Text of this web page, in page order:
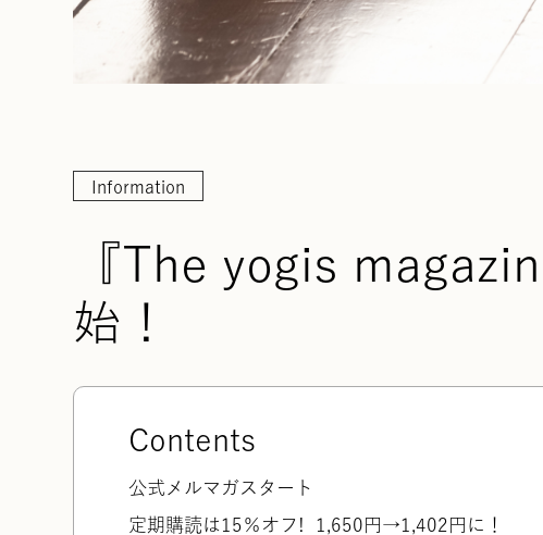
Information
『The yogis
始！
Contents
公式メルマガスタート
定期購読は15％オフ! 1,650円→1,402円に！